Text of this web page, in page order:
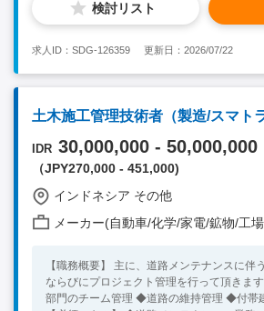
かの経験をお持ちの方 ◆日常会話レベル以
力または英語力をお持ちの方 【歓迎スキル
検討リスト
求人ID：SDG-126359 更新日：2026/07/22
土木施工管理技術者（製造/スマトラ
IDR 30,000,000 - 50,000,000
（JPY270,000 - 451,000)
インドネシア その他
メーカー(自動車/化学/家電/鉱物/工
【職務概要】 主に、道路メンテナンスに伴
ならびにプロジェクト管理を行って頂きま
部門のチーム管理 ◆道路の維持管理 ◆付帯